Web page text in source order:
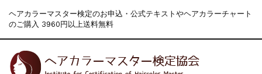
ヘアカラーマスター検定のお申込・公式テキストやヘアカラーチャート
のご購入 3960円以上送料無料